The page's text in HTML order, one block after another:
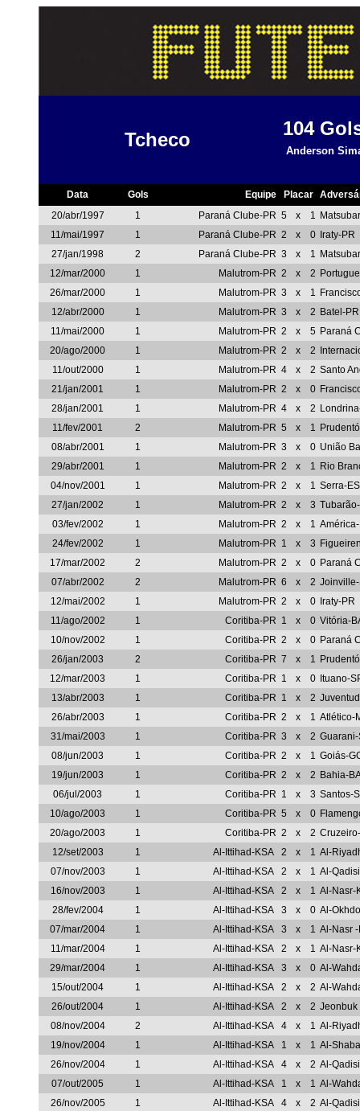
Tcheco
104
Anderson
Data Gols Equipe Placar
20/abr/1997
1 Paraná Clube-PR 5 x 1
11/mai/1997
1 Paraná Clube-PR 2 x 0
Iraty-PR
27/jan/1998
2 Paraná Clube-PR 3 x 1
12/mar/2000
1 Malutrom-PR 2 x 2
26/mar/2000
1 Malutrom-PR 3 x 1
12/abr/2000
1 Malutrom-PR 3 x 2 Batel-PR
11/mai/2000
1 Malutrom-PR 2 x 5 Paraná
20/ago/2000
1 Malutrom-PR 2 x 2
11/out/2000
1 Malutrom-PR 4 x 2 Santo
21/jan/2001
1 Malutrom-PR 2 x 0
28/jan/2001
1 Malutrom-PR 4 x 2
11/fev/2001
2 Malutrom-PR 5 x 1
08/abr/2001
1 Malutrom-PR 3 x 0 União
29/abr/2001
1 Malutrom-PR 2 x 1 Rio
04/nov/2001
1 Malutrom-PR 2 x 1 Serra-ES
27/jan/2002
1 Malutrom-PR 2 x 3
03/fev/2002
1 Malutrom-PR 2 x 1
24/fev/2002
1 Malutrom-PR 1 x 3
17/mar/2002
2 Malutrom-PR 2 x 0 Paraná
07/abr/2002
2 Malutrom-PR 6 x 2
12/mai/2002
1 Malutrom-PR 2 x 0
Iraty-PR
11/ago/2002
1 Coritiba-PR 1 x 0 Vitória-
10/nov/2002
1 Coritiba-PR 2 x 0 Paraná
26/jan/2003
2 Coritiba-PR 7 x 1
12/mar/2003
1 Coritiba-PR 1 x 0
Ituano-
13/abr/2003
1 Coritiba-PR 1 x 2
26/abr/2003
1 Coritiba-PR 2 x 1 Atlético-
31/mai/2003
1 Coritiba-PR 3 x 2 Guarani-
08/jun/2003
1 Coritiba-PR 2 x 1 Goiás-
19/jun/2003
1 Coritiba-PR 2 x 2 Bahia-
06/jul/2003
1 Coritiba-PR 1 x 3 Santos-
10/ago/2003
1 Coritiba-PR 5 x 0
20/ago/2003
1 Coritiba-PR 2 x 2
12/set/2003
1 Al-Ittihad-KSA 2 x 1 Al-
07/nov/2003
1 Al-Ittihad-KSA 2 x 1 Al-
16/nov/2003
1 Al-Ittihad-KSA 2 x 1 Al-Nasr-
28/fev/2004
1 Al-Ittihad-KSA 3 x 0 Al-
07/mar/2004
1 Al-Ittihad-KSA 3 x 1 Al-Nasr
11/mar/2004
1 Al-Ittihad-KSA 2 x 1 Al-Nasr-
29/mar/2004
1 Al-Ittihad-KSA 3 x 0 Al-
15/out/2004
1 Al-Ittihad-KSA 2 x 2 Al-
26/out/2004
1 Al-Ittihad-KSA 2 x 2 Jeonbuk
08/nov/2004
2 Al-Ittihad-KSA 4 x 1 Al-
19/nov/2004
1 Al-Ittihad-KSA 1 x 1 Al-
26/nov/2004
1 Al-Ittihad-KSA 4 x 2 Al-
07/out/2005
1 Al-Ittihad-KSA 1 x 1 Al-
26/nov/2005
1 Al-Ittihad-KSA 4 x 2 Al-